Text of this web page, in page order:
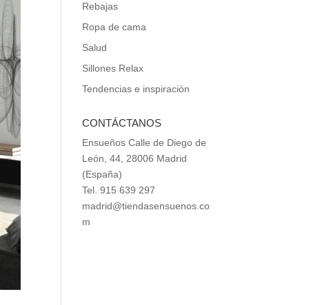
Rebajas
Ropa de cama
Salud
Sillones Relax
Tendencias e inspiración
CONTÁCTANOS
Ensueños Calle de Diego de
León, 44, 28006 Madrid
(España)
Tel. 915 639 297
madrid@tiendasensuenos.co
m